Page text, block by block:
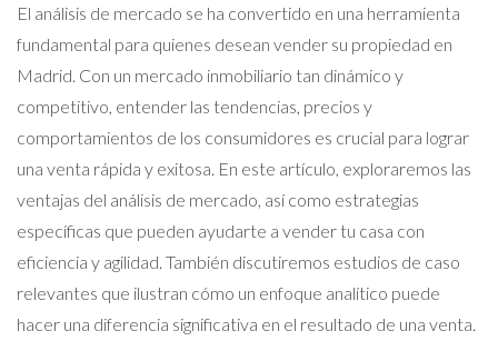
El análisis de mercado se ha convertido en una herramienta
fundamental para quienes desean vender su propiedad en
Madrid. Con un mercado inmobiliario tan dinámico y
competitivo, entender las tendencias, precios y
comportamientos de los consumidores es crucial para lograr
una venta rápida y exitosa. En este artículo, exploraremos las
ventajas del análisis de mercado, así como estrategias
específicas que pueden ayudarte a vender tu casa con
eficiencia y agilidad. También discutiremos estudios de caso
relevantes que ilustran cómo un enfoque analítico puede
hacer una diferencia significativa en el resultado de una venta.